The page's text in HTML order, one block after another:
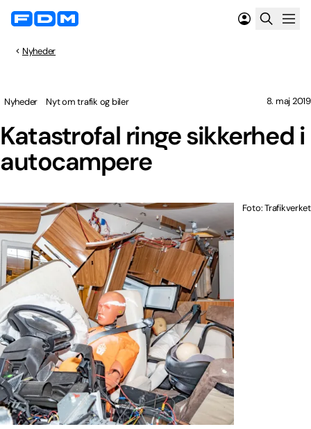
Nyheder
Katastrofal ringe sikkerhed i
autocampere
Nyheder Nyt om trafik og biler 8. maj 2019
Foto: Trafikverket